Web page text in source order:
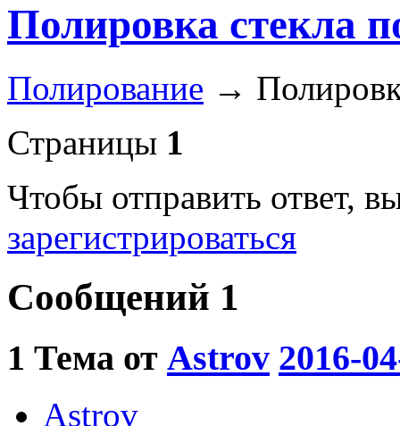
Полировка стекла
Полирование →
Страницы 1
Чтобы отправить ответ,
зарегистрироваться
Сообщений 1
1 Тема от Astrov 2016-
Astrov